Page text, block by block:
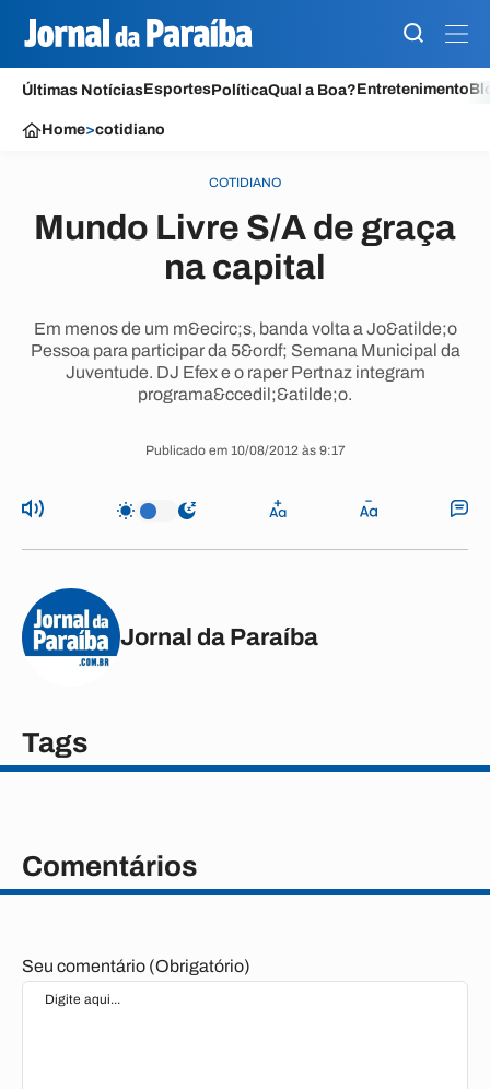
Últimas NotíciasEsportesPolíticaQual a Boa?Entretenimento
Home>cotidiano
COTIDIANO
Mundo Livre S/A de graça
na capital
Em menos de um m&ecirc;s, banda volta a Jo&atilde;o
Pessoa para participar da 5&ordf; Semana Municipal da
Juventude. DJ Efex e o raper Pertnaz integram
programa&ccedil;&atilde;o.
Publicado em 10/08/2012 às 9:17
Jornal da Paraíba
Tags
Comentários
Seu comentário (Obrigatório)